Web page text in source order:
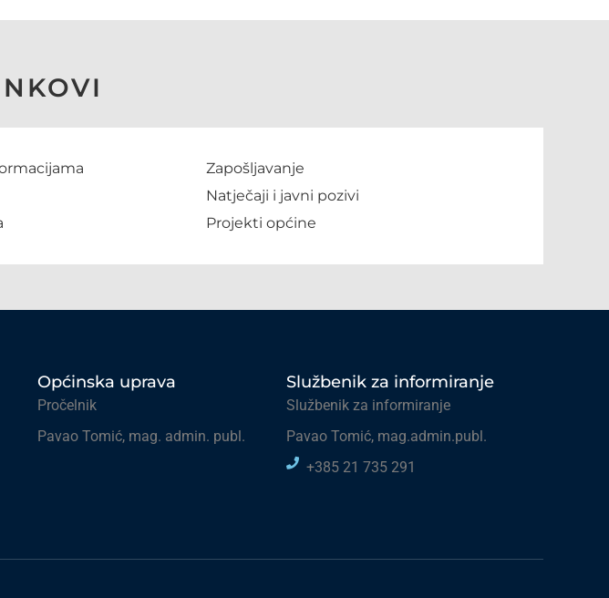
Zapošljavanje
Natječaji i javni pozivi
Projekti općine
Općinska uprava
Pročelnik
Pavao Tomić, mag. admin. publ.
Službenik za informiranje
Službenik za informiranje
Pavao Tomić, mag.admin.publ.
+385 21 735 291